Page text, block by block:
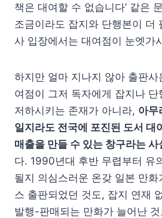
책은 대여할 수 없습니다’ 같은
조금이라도 잡지와 단행본이 더
사 입장에서는 대여점이 눈엣가
하지만 얼마 지나지 않아 출판사
여점이 그저 독자에게 잡지나
저하시키는 존재가 아니라, 아무
일지라도 전국에 포진된 도서 대
매출을 만들 수 있는 창구라는 사
다. 1990년대 후반 무렵부터 유
될지 의심스러운 온갖 일본 만화
스 출판되었던 것도, 잡지 연재
발행-판매되는 만화가 늘어난 것